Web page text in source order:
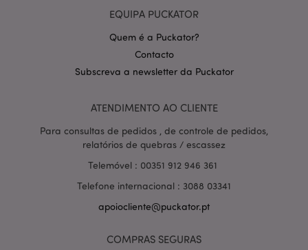
EQUIPA PUCKATOR
Quem é a Puckator?
Contacto
Subscreva a newsletter da Puckator
ATENDIMENTO AO CLIENTE
Para consultas de pedidos , de controle de pedidos,
relatórios de quebras / escassez
Telemóvel : 00351 912 946 361
Telefone internacional : 3088 03341
apoiocliente@puckator.pt
COMPRAS SEGURAS
mage-cache-storage-section-
Adobe Inc.
PHPSESSID
PHP.net
Google